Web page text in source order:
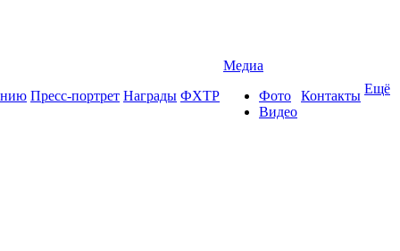
Пресс-портрет Награды ФХТР
Медиа
Фото
Видео
Контакты Ещё